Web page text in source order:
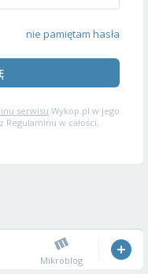
nie pamiętam hasła
serwisu Wykop.pl w jego
w całości,
Mikroblog